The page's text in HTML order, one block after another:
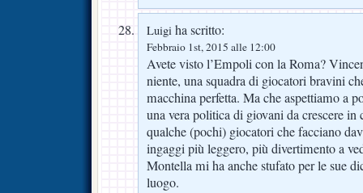
Luigi ha scritto:
Febbraio 1st, 2015 alle 12:00
Avete visto l’Empoli con la Roma?
niente, una squadra di giocatori bravini
macchina perfetta. Ma che aspettiamo a
una vera politica di giovani da crescere in
qualche (pochi) giocatori che facciano
ingaggi più leggero, più divertimento a
Montella mi ha anche stufato per le sue
luogo.